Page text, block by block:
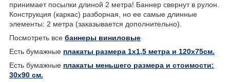
принимает посылки длиной 2 метра! Баннер свернут в рулон.
Конструкция (каркас) разборная, но ее самые длинные
элементы: 2 метра (заказывается дополнительно).
Посмотреть все баннеры виниловые
Есть бумажные плакаты размера 1х1,5 метра и 120х75см.
Есть бумажные плакаты меньшего размера и стоимости:
30х90 см.